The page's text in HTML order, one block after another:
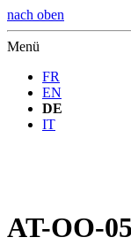
nach oben
Menü
FR
EN
DE
IT
AT-OO-05